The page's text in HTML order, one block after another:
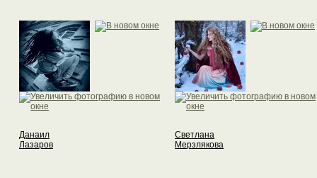
Данаил
Лазаров
Светлана
Мерзлякова